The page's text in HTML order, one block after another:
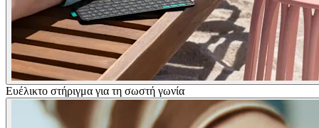
Ευέλικτο στήριγμα για τη σωστή γωνία